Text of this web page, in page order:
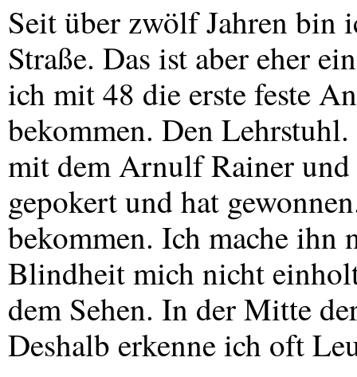
Seit über zwölf Jahren bin
Straße. Das ist aber eher
ich mit 48 die erste feste
bekommen. Den
mit dem Arnulf Rainer
gepokert und hat
bekommen. Ich mache ihn
Blindheit mich nicht
dem Sehen. In der Mitte
Deshalb erkenne ich oft